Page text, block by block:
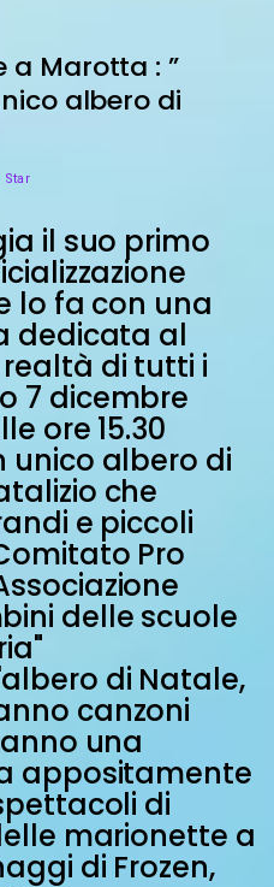
a Marotta : ”
albero di
Star
il suo primo
lo fa con una
dedicata al
di tutti i
7 dicembre
ore 15.30
unico albero di
che
e piccoli
Pro
delle scuole
di Natale,
canzoni
una
appositamente
di
marionette a
di Frozen,